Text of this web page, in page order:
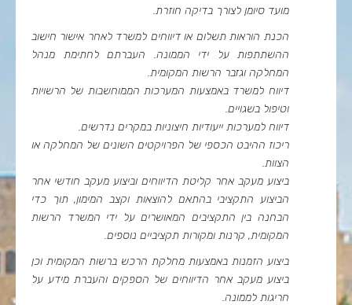
מועד סיומן לצורך בדיקה חוזרת.
הכנת הוראות תשלום או דיווחים למשרד לאחר אישור חישוב
ההשתתפות על ידי הממונה. העברתם לחתימת מנהל
המחלקה וגזבר הרשות המקומית.
דיווח למשרד באמצעות המערכות הממוחשבות של הרשויות
וטיפול בשגויים.
דיווח למערכות ייעודיות חיצוניות במקרים נדרשים.
ריכוז ההיבט הכספי של הפרויקטים השונים של המחלקה או
הצוות.
ביצוע מעקב אחר קליטת הדיווחים וביצוע מעקב חודשי אחר
הביצוע התקציבי בהתאם להוצאות וקצב המימון, תוך כדי
הבחנה בין התקציבים המאושרים על ידי המשרד הרשות
המקומית, קרנות ומקורות תקציביים נוספים.
ביצוע הזמנות באמצעות מחלקת הרכש ברשות המקומית וכן
ביצוע מעקב אחר הדיווחים של הספקים והעברת מידע על
חריגות לממונה.